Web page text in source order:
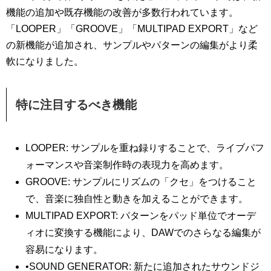
機能の追加や既存機能の改善が多数行われています。
「LOOPER」「GROOVE」「MULTIPAD EXPORT」など
の新機能が追加され、サンプルやパターンの編集がより柔
軟になりました。
特に注目するべき機能
LOOPER: サンプルを重ね録りすることで、ライブパフ
ォーマンスや音楽制作時の表現力を高めます。
GROOVE: サンプルにリズムの「クセ」をつけること
で、音楽に独自性と動きを加えることができます。
MULTIPAD EXPORT: パターンをパッド単位でオーデ
ィオに変換する機能により、DAWでのさらなる編集が
容易になります。
•SOUND GENERATOR: 新たに追加されたサウンドジ